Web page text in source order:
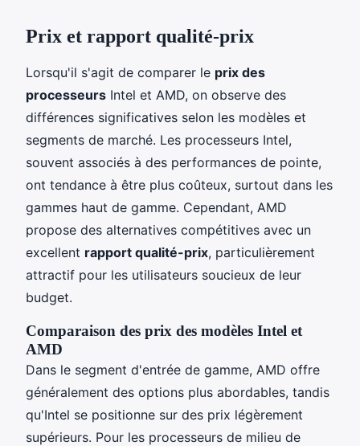
Prix et rapport qualité-prix
Lorsqu'il s'agit de comparer le prix des
processeurs Intel et AMD, on observe des
différences significatives selon les modèles et
segments de marché. Les processeurs Intel,
souvent associés à des performances de pointe,
ont tendance à être plus coûteux, surtout dans les
gammes haut de gamme. Cependant, AMD
propose des alternatives compétitives avec un
excellent rapport qualité-prix, particulièrement
attractif pour les utilisateurs soucieux de leur
budget.
Comparaison des prix des modèles Intel et
AMD
Dans le segment d'entrée de gamme, AMD offre
généralement des options plus abordables, tandis
qu'Intel se positionne sur des prix légèrement
supérieurs. Pour les processeurs de milieu de